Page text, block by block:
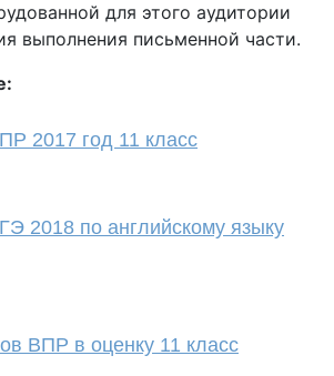
для этого аудитории
выполнения письменной части.
2017 год 11 класс
2018 по английскому языку
ВПР в оценку 11 класс